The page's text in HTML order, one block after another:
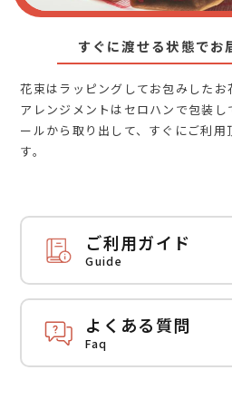
すぐに渡せる状態でお
花束はラッピングしてお包みしたお
アレンジメントはセロハンで包装
ールから取り出して、すぐにご利用
す。
ご利用ガイド
Guide
よくある質問
Faq